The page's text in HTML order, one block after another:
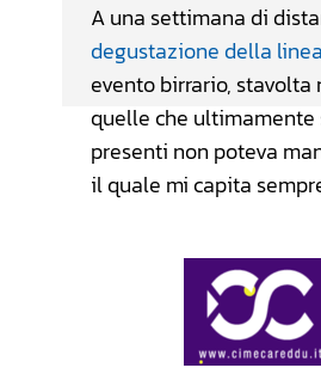
A una settimana di
degustazione della
evento birrario,
quelle che ultimamente
presenti non poteva
il quale mi capita